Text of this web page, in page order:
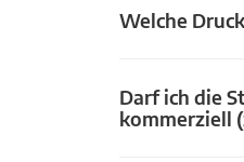
Welche
Darf ich die
kommerziell